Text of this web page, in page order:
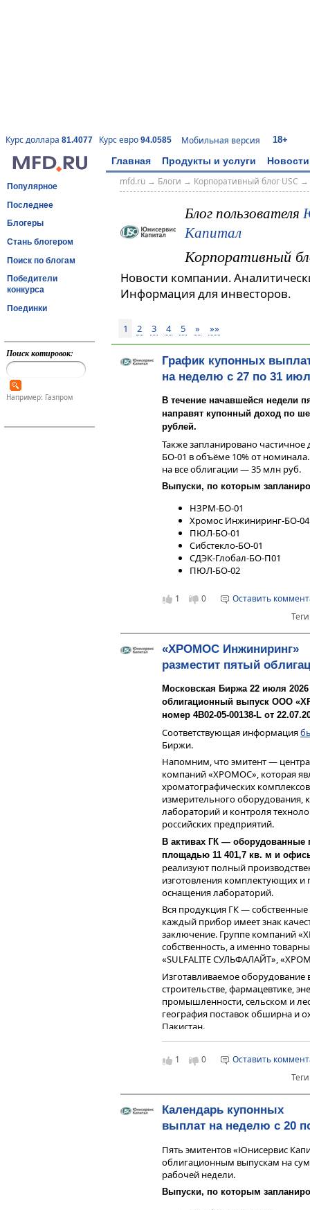
Курс доллара 81.4077 Курс евро 94.0585 Мобильная версия 18+
Главная Продукты и услуги Новости
Популярное
Последнее
Блогеры
Стань блогером
Поиск по блогам
Победители
конкурса
Поединки
Поиск котировок:
Например: Газпром
mfd.ru→ Блоги → Корпоративный блог USC →
Блог пользователя
Капитал
Корпоративный
Новости компании.
Информация для инвесторов.
1 2 3 4 5 » »»
График купонных
на неделю с 27 по 31
В течение начавшейся недели
направят купонный доход по
рублей.
Также запланировано
БО-01 в объёме 10% от
на все облигации — 35 млн руб.
Выпуски, по которым
НЗРМ-БО-01
Хромос Инжиниринг-БО-04
ПЮЛ-БО-01
Сибстекло-БО-01
СДЭК-Глобал-БО-П01
ПЮЛ-БО-02
1 0
Оставить
«ХРОМОС Инжиниринг»
разместит пятый
Московская Биржа 22 июля
облигационный выпуск ООО
номер 4B02-05-00138-L от
Соответствующая информация
Биржи.
Напомним, что эмитент —
компаний «ХРОМОС», которая
хроматографических
измерительного
лабораторий и контроля
российских предприятий.
В активах ГК —
площадью 11 401,7 кв. м и
реализуют полный
изготовления комплектующих и
оснащения лабораторий.
Вся продукция ГК —
каждый прибор имеет знак
заключение. Группе компаний
собственность, а именно
«SULFALITE СУЛЬФАЛАЙТ»,
Изготавливаемое оборудование
строительстве, фармацевтике,
промышленности, сельском и
география поставок обширна и
Пакистан.
В 2024 году «ХРОМОС
Биржи. К июлю 2026 года
облигационных выпуска,
Эмитент своевременно и в
инвесторами.
1 0
Оставить
Календарь купонных
выплат на неделю с 20
Пять эмитентов «Юнисервис
облигационным выпускам на
рабочей недели.
Выпуски, по которым